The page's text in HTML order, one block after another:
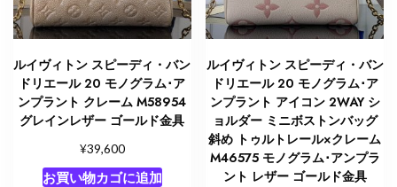
ルイヴィトン スピーディ・バン
ドリエール 20 モノグラム･ア
ンプラント クレーム M58954
グレインレザー ゴールド金具
¥39,600
お買い物カゴに追加
ルイヴィトン スピーディ・バン
ドリエール 20 モノグラム･ア
ンプラント アイコン 2WAY シ
ョルダー ミニボストンバッグ
斜め トゥルトレール×クレーム
M46575 モノグラム･アンプラ
ント レザー ゴールド金具